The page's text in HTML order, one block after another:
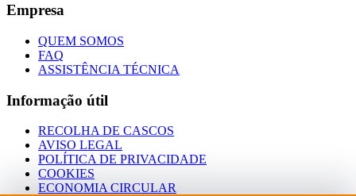
Empresa
QUEM SOMOS
FAQ
ASSISTÊNCIA TÉCNICA
Informação útil
RECOLHA DE CASCOS
AVISO LEGAL
POLÍTICA DE PRIVACIDADE
COOKIES
ECONOMIA CIRCULAR